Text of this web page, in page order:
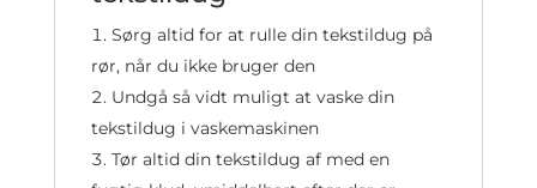
Sørg altid for at rulle din tekstildug på
rør, når du ikke bruger den
Undgå så vidt muligt at vaske din
tekstildug i vaskemaskinen
Tør altid din tekstildug af med en